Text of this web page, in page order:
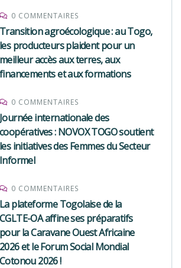
0 COMMENTAIRES
Transition agroécologique : au Togo,
les producteurs plaident pour un
meilleur accès aux terres, aux
financements et aux formations
0 COMMENTAIRES
Journée internationale des
coopératives : NOVOX TOGO soutient
les initiatives des Femmes du Secteur
Informel
0 COMMENTAIRES
La plateforme Togolaise de la
CGLTE-OA affine ses préparatifs
pour la Caravane Ouest Africaine
2026 et le Forum Social Mondial
Cotonou 2026 !